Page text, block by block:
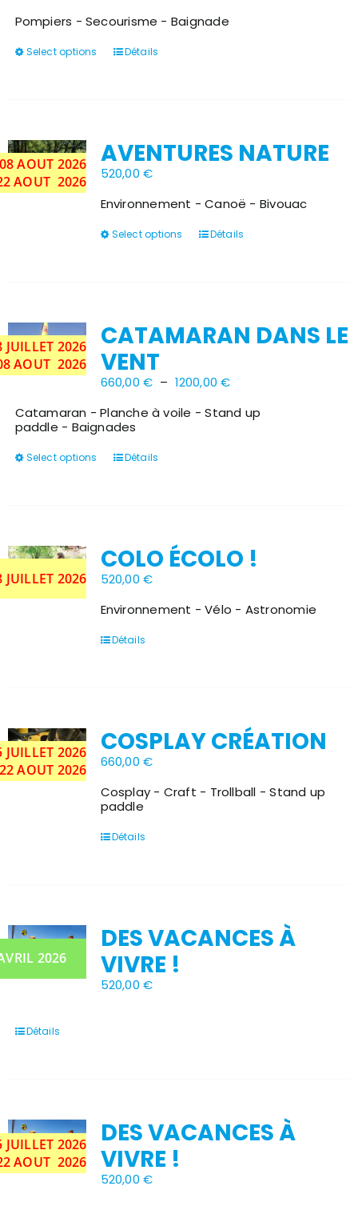
Pompiers - Secourisme - Baignade
Select options
Ce
peuvent
être
choisies
la
du
Détails
AOUT 2026
AOUT 2026
AVENTURES NATURE
520,00€
Environnement - Canoë - Bivouac
Select options
Ce
peuvent
être
sur
la
page
du
Détails
2026
AOUT 2026
CATAMARAN DANS LE
VENT
660,00€ – 1200,00€Plage
prix :
660,00 €
Catamaran - Planche à voile - Stand up
paddle - Baignades
Select options
Ce
peuvent
être
choisies
la
du
Détails
JUILLET 2026
COLO ÉCOLO !
520,00€
Environnement - Vélo - Astronomie
Détails
JUILLET 2026
AOUT 2026
COSPLAY CRÉATION
660,00€
Cosplay - Craft - Trollball - Stand up
paddle
Détails
2026
DES VACANCES À
VIVRE !
520,00€
Détails
2026
AOUT 2026
DES VACANCES À
VIVRE !
520,00€